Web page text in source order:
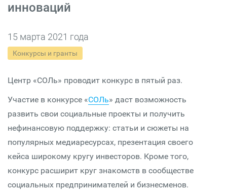
инноваций
15 марта 2021 года
Конкурсы и гранты
Центр «СОЛь» проводит конкурс в пятый раз.
Участие в конкурсе «СОЛь» даст возможность
развить свои социальные проекты и получить
нефинансовую поддержку: статьи и сюжеты на
популярных медиаресурсах, презентация своего
кейса широкому кругу инвесторов. Кроме того,
конкурс расширит круг знакомств в сообществе
социальных предпринимателей и бизнесменов.